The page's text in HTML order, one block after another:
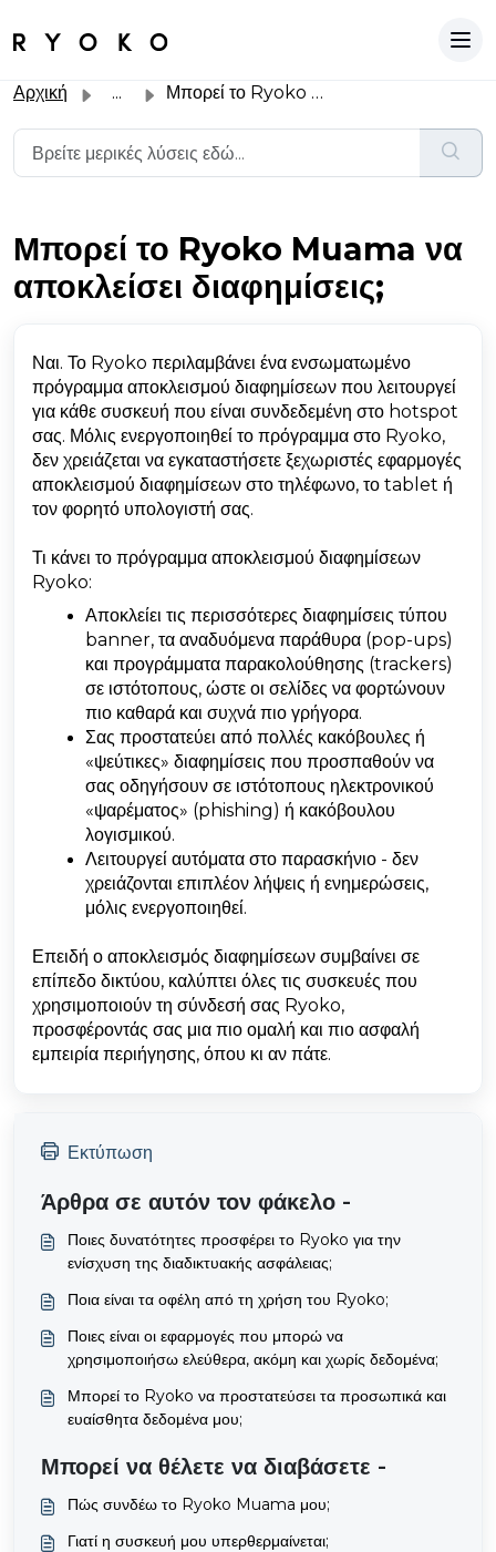
Αρχική ... Μπορεί το Ryoko Muama να αποκλείσει διαφημίσεις;
Μπορεί το Ryoko Muama να
αποκλείσει διαφημίσεις;
Ναι. Το Ryoko περιλαμβάνει ένα ενσωματωμένο
πρόγραμμα αποκλεισμού διαφημίσεων που λειτουργεί
για κάθε συσκευή που είναι συνδεδεμένη στο hotspot
σας. Μόλις ενεργοποιηθεί το πρόγραμμα στο Ryoko,
δεν χρειάζεται να εγκαταστήσετε ξεχωριστές εφαρμογές
αποκλεισμού διαφημίσεων στο τηλέφωνο, το tablet ή
τον φορητό υπολογιστή σας.
Τι κάνει το πρόγραμμα αποκλεισμού διαφημίσεων
Ryoko:
Αποκλείει τις περισσότερες διαφημίσεις τύπου
banner, τα αναδυόμενα παράθυρα (pop-ups)
και προγράμματα παρακολούθησης (trackers)
σε ιστότοπους, ώστε οι σελίδες να φορτώνουν
πιο καθαρά και συχνά πιο γρήγορα.
Σας προστατεύει από πολλές κακόβουλες ή
«ψεύτικες» διαφημίσεις που προσπαθούν να
σας οδηγήσουν σε ιστότοπους ηλεκτρονικού
«ψαρέματος» (phishing) ή κακόβουλου
λογισμικού.
Λειτουργεί αυτόματα στο παρασκήνιο - δεν
χρειάζονται επιπλέον λήψεις ή ενημερώσεις,
μόλις ενεργοποιηθεί.
Επειδή ο αποκλεισμός διαφημίσεων συμβαίνει σε
επίπεδο δικτύου, καλύπτει όλες τις συσκευές που
χρησιμοποιούν τη σύνδεσή σας Ryoko,
προσφέροντάς σας μια πιο ομαλή και πιο ασφαλή
εμπειρία περιήγησης, όπου κι αν πάτε.
Εκτύπωση
Άρθρα σε αυτόν τον φάκελο -
Ποιες δυνατότητες προσφέρει το Ryoko για την
ενίσχυση της διαδικτυακής ασφάλειας;
Ποια είναι τα οφέλη από τη χρήση του Ryoko;
Ποιες είναι οι εφαρμογές που μπορώ να
χρησιμοποιήσω ελεύθερα, ακόμη και χωρίς δεδομένα;
Μπορεί το Ryoko να προστατεύσει τα προσωπικά και
ευαίσθητα δεδομένα μου;
Μπορεί να θέλετε να διαβάσετε -
Πώς συνδέω το Ryoko Muama μου;
Γιατί η συσκευή μου υπερθερμαίνεται;